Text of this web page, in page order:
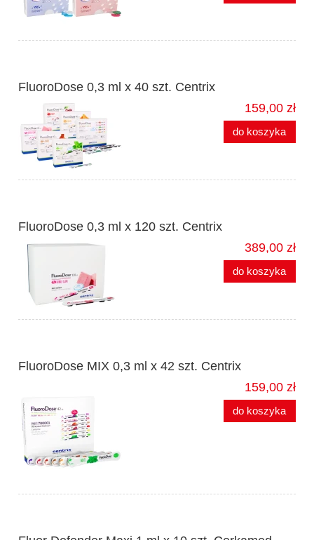
FluoroDose 0,3 ml x 40 szt. Centrix
159,00 zł
do koszyka
FluoroDose 0,3 ml x 120 szt. Centrix
389,00 zł
do koszyka
FluoroDose MIX 0,3 ml x 42 szt. Centrix
159,00 zł
do koszyka